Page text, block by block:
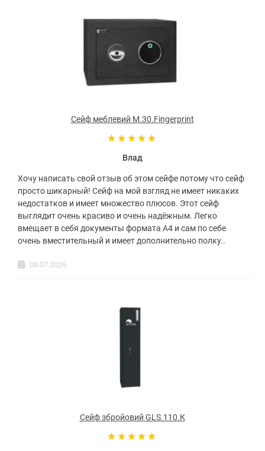
Сейф меблевий M.30.Fingerprint
Влад
Хочу написать свой отзыв об этом сейфе потому что сейф
просто шикарный! Сейф на мой взгляд не имеет никаких
недостатков и имеет множество плюсов. Этот сейф
выглядит очень красиво и очень надёжным. Легко
вмещает в себя документы формата А4 и сам по себе
очень вместительный и имеет дополнительно полку..
08.07.2026
Сейф збройовий GLS.110.К